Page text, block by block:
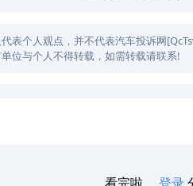
表个人观点，并不代表汽车投诉网
位与个人不得转载，如需转载请联系!